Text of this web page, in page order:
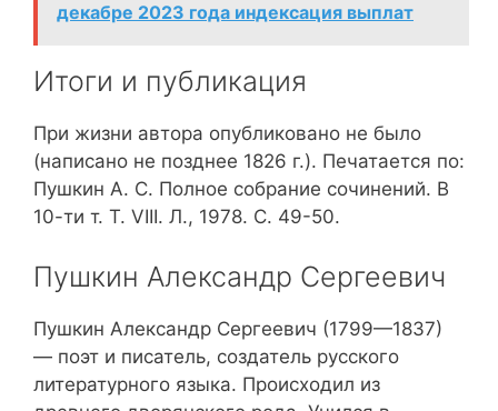
декабре 2023 года индексация выплат
Итоги и публикация
При жизни автора опубликовано не было
(написано не позднее 1826 г.). Печатается по:
Пушкин А. С. Полное собрание сочинений. В
10-ти т. Т. VIII. Л., 1978. С. 49-50.
Пушкин Александр Сергеевич
Пушкин Александр Сергеевич (1799—1837)
— поэт и писатель, создатель русского
литературного языка. Происходил из